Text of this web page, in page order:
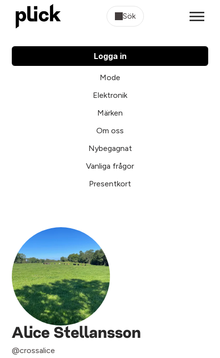
Sök
Logga in
Mode
Elektronik
Märken
Om oss
Nybegagnat
Vanliga frågor
Presentkort
Alice Stellansson
@crossalice